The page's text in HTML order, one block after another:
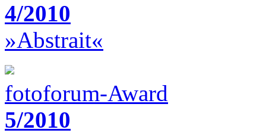
4/2010
»Abstrait«
fotoforum-Award
5/2010